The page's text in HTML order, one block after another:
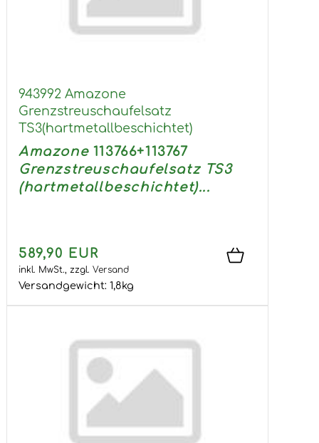
943992 Amazone
Grenzstreuschaufelsatz
TS3(hartmetallbeschichtet)
Amazone 113766+113767
Grenzstreuschaufelsatz TS3
(hartmetallbeschichtet)...
589,90 EUR
inkl. MwSt., zzgl. Versand
Versandgewicht: 1,8kg